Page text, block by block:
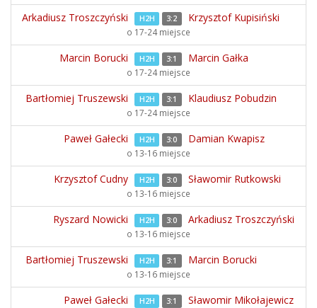
Arkadiusz Troszczyński H2H 3:2 Krzysztof Kupisiński
o 17-24 miejsce
Marcin Borucki H2H 3:1 Marcin Gałka
o 17-24 miejsce
Bartłomiej Truszewski H2H 3:1 Klaudiusz Pobudzin
o 17-24 miejsce
Paweł Gałecki H2H 3:0 Damian Kwapisz
o 13-16 miejsce
Krzysztof Cudny H2H 3:0 Sławomir Rutkowski
o 13-16 miejsce
Ryszard Nowicki H2H 3:0 Arkadiusz Troszczyński
o 13-16 miejsce
Bartłomiej Truszewski H2H 3:1 Marcin Borucki
o 13-16 miejsce
Paweł Gałecki H2H 3:1 Sławomir Mikołajewicz